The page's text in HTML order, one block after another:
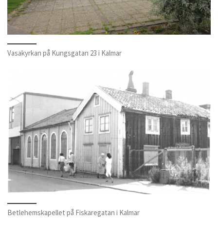
Vasakyrkan på Kungsgatan 23 i Kalmar
Betlehemskapellet på Fiskaregatan i Kalmar